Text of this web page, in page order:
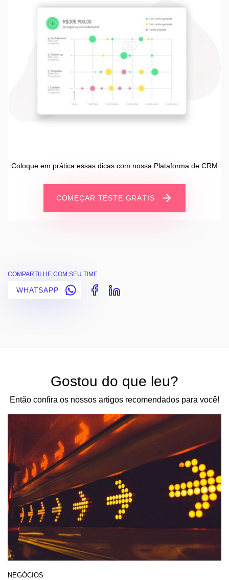
Coloque em prática essas dicas com nossa Plataforma de CRM
COMEÇAR TESTE GRÁTIS
COMPARTILHE COM SEU TIME
WHATSAPP
Gostou do que leu?
Então confira os nossos artigos recomendados para você!
NEGÓCIOS